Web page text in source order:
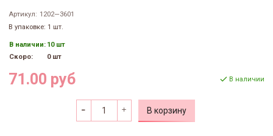
Артикул: 1202—3601
В упаковке: 1 шт.
В наличии: 10 шт
Скоро:
0 шт
71.00 руб В наличии
В корзину